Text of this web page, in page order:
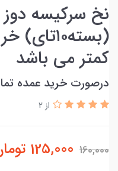
کمتر می باشد
درصورت خرید عمده تماس
از 2
160,000
125,000